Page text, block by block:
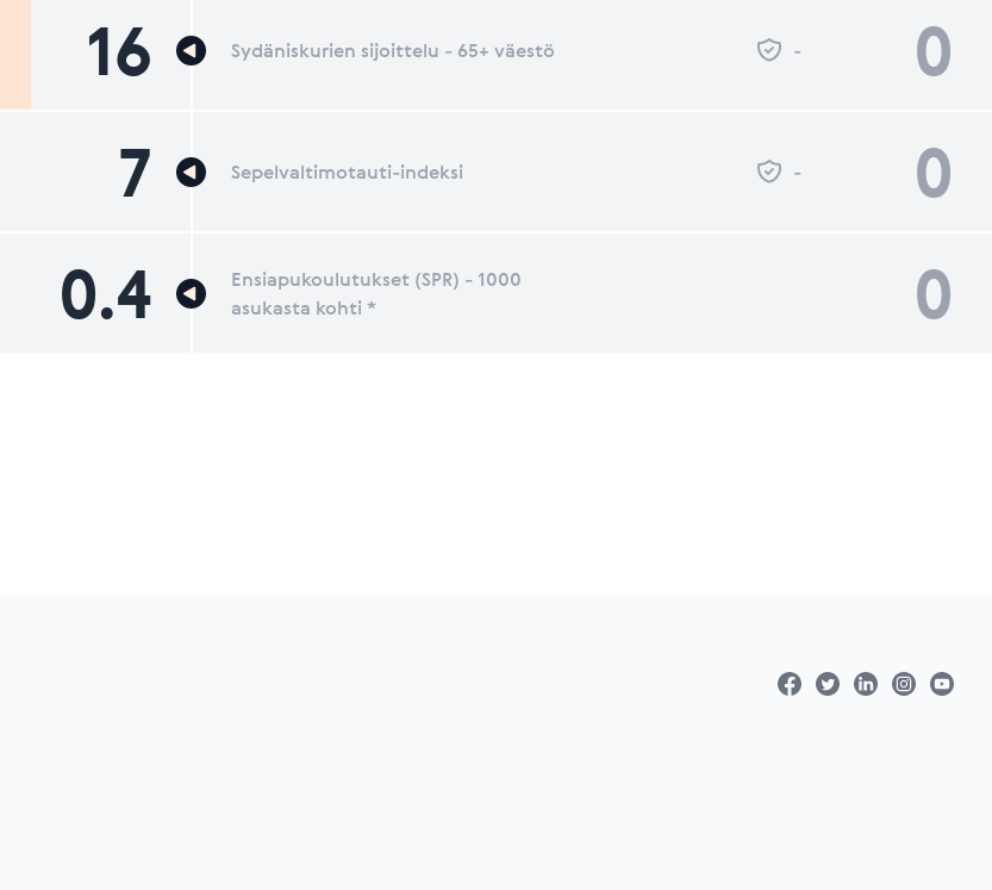
16
7
0.4
Sydäniskurien sijoittelu - 65+ väestö 0
-
Sepelvaltimotauti-indeksi 0
-
Ensiapukoulutukset (SPR) - 1000
asukasta kohti *
0